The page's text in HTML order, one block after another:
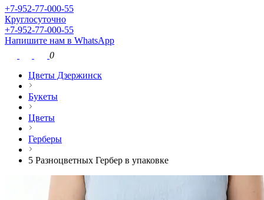
+7-952-77-000-55
Круглосуточно
+7-952-77-000-55
Напишите нам в WhatsApp
0
Цветы Дзержинск
Букеты
Цветы
Герберы
5 Разноцветных Гербер в упаковке